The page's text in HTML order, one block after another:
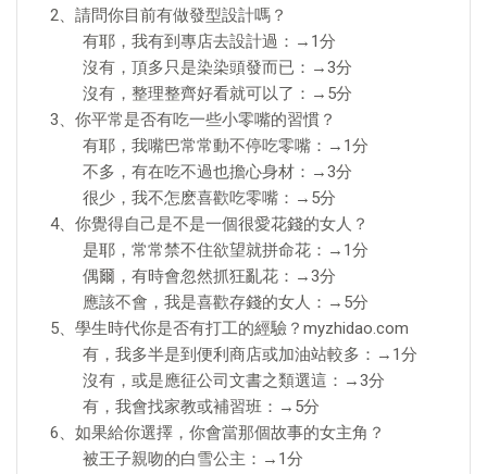
2、請問你目前有做發型設計嗎？
有耶，我有到專店去設計過：→1分
沒有，頂多只是染染頭發而已：→3分
沒有，整理整齊好看就可以了：→5分
3、你平常是否有吃一些小零嘴的習慣？
有耶，我嘴巴常常動不停吃零嘴：→1分
不多，有在吃不過也擔心身材：→3分
很少，我不怎麽喜歡吃零嘴：→5分
4、你覺得自己是不是一個很愛花錢的女人？
是耶，常常禁不住欲望就拼命花：→1分
偶爾，有時會忽然抓狂亂花：→3分
應該不會，我是喜歡存錢的女人：→5分
5、學生時代你是否有打工的經驗？myzhidao.com
有，我多半是到便利商店或加油站較多：→1分
沒有，或是應征公司文書之類選這：→3分
有，我會找家教或補習班：→5分
6、如果給你選擇，你會當那個故事的女主角？
被王子親吻的白雪公主：→1分